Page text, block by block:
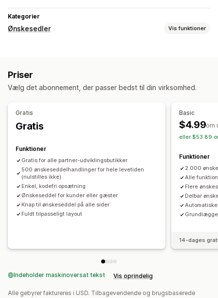
Kategorier
Ønskesedler Vis funktioner
Offentlig ønskeseddel
Tilpasset branding
Mailskabeloner
Priser
Vælg det abonnement, der passer bedst til din virksomhed.
Gratis
Gratis
Funktioner
Gratis for alle partner-udviklingsbutikker
500 ønskeseddelhandlinger for hele levetiden
(nulstilles ikke)
Enkel, kodefri opsætning
Ønskeseddel for kunder eller gæster
Knap til ønskeseddel på alle sider
Fuldt tilpasseligt layout
Basic
$4.99om
eller $53.89
Funktioner
2.000
Alle
Flere
Delbar
14-dages
Indeholder maskinoversat tekst Vis oprindelig
Alle gebyrer faktureres i USD. Tilbagevendende og brugsbaserede